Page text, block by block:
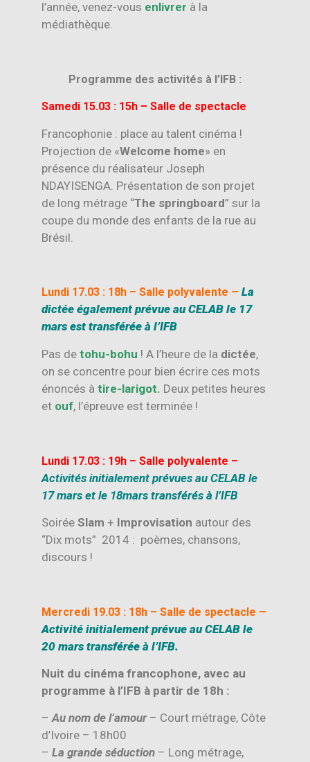
l’année, venez-vous enlivrer à la
médiathèque.
Programme des activités à l’IFB :
Samedi 15.03 : 15h – Salle de spectacle
Francophonie : place au talent cinéma !
Projection de «Welcome home» en
présence du réalisateur Joseph
NDAYISENGA. Présentation de son projet
de long métrage “The springboard” sur la
coupe du monde des enfants de la rue au
Brésil.
Lundi 17.03 : 18h – Salle polyvalente – La
dictée également prévue au CELAB le 17
mars est transférée à l’IFB
Pas de tohu-bohu ! A l’heure de la dictée,
on se concentre pour bien écrire ces mots
énoncés à tire-larigot. Deux petites heures
et ouf, l’épreuve est terminée !
Lundi 17.03 : 19h – Salle polyvalente –
Activités initialement prévues au CELAB le
17 mars et le 18mars transférés à l’IFB
Soirée Slam + Improvisation autour des
“Dix mots” 2014 : poèmes, chansons,
discours !
Mercredi 19.03 : 18h – Salle de spectacle –
Activité initialement prévue au CELAB le
20 mars transférée à l’IFB.
Nuit du cinéma francophone, avec au
programme à l’IFB à partir de 18h :
–Au nom de l’amour– Court métrage, Côte
d’Ivoire – 18h00
– La grande séduction – Long métrage,